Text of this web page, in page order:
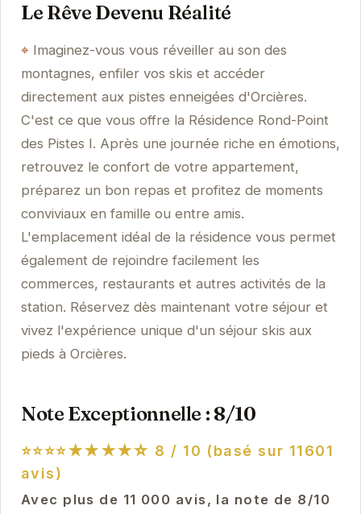
Le Rêve Devenu Réalité
Imaginez-vous vous réveiller au son des
montagnes, enfiler vos skis et accéder
directement aux pistes enneigées d'Orcières.
C'est ce que vous offre la Résidence Rond-Point
des Pistes I. Après une journée riche en émotions,
retrouvez le confort de votre appartement,
préparez un bon repas et profitez de moments
conviviaux en famille ou entre amis.
L'emplacement idéal de la résidence vous permet
également de rejoindre facilement les
commerces, restaurants et autres activités de la
station. Réservez dès maintenant votre séjour et
vivez l'expérience unique d'un séjour skis aux
pieds à Orcières.
Note Exceptionnelle : 8/10
⭐⭐⭐⭐★★★★☆ 8 / 10 (basé sur 11601
avis)
Avec plus de 11 000 avis, la note de 8/10